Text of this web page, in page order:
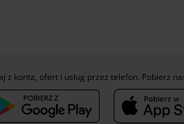
z konta, ofert i usług przez telefon. Pobierz